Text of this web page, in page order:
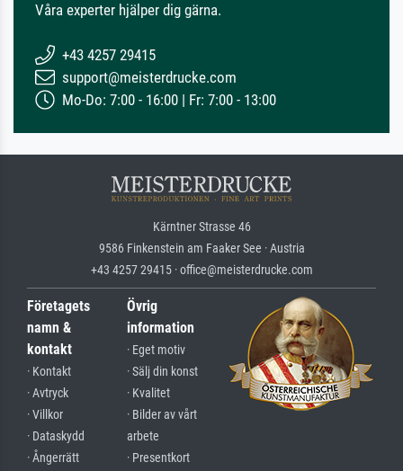
Våra experter hjälper dig gärna.
+43 4257 29415
support@meisterdrucke.com
Mo-Do: 7:00 - 16:00 | Fr: 7:00 - 13:00
Kärntner Strasse 46
9586 Finkenstein am Faaker See · Austria
+43 4257 29415 · office@meisterdrucke.com
Företagets
namn &
kontakt
· Kontakt
· Avtryck
· Villkor
· Dataskydd
· Ångerrätt
Övrig
information
· Eget motiv
· Sälj din konst
· Kvalitet
· Bilder av vårt
arbete
· Presentkort